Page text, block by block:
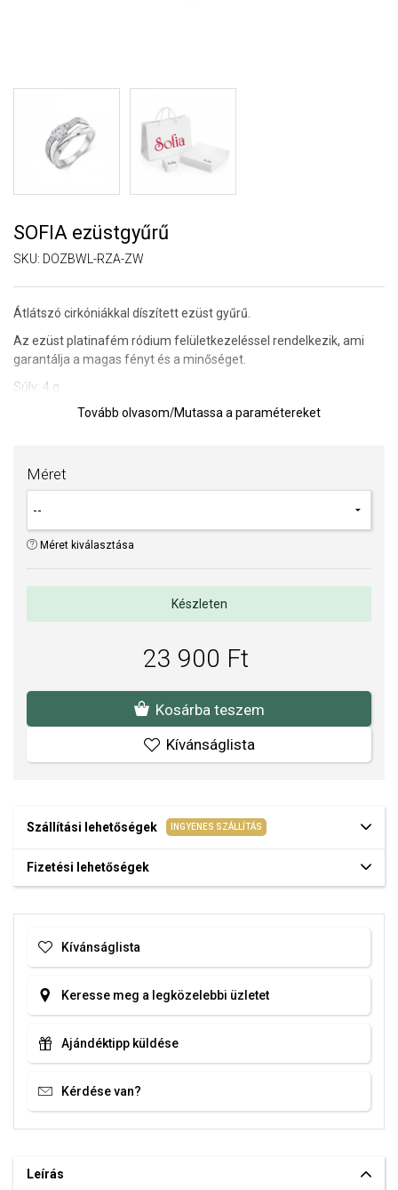
SOFIA ezüstgyűrű
SKU: DOZBWL-RZA-ZW
Átlátszó cirkóniákkal díszített ezüst gyűrű.
Az ezüst platinafém ródium felületkezeléssel rendelkezik, ami
garantálja a magas fényt és a minőséget.
Súly: 4 g.
Gyűrűméret meghatározására szolgáló segédeszköz
Felületkezelésünk, drágaköveink és gyöngyeink beépítése
Tovább olvasom/Mutassa a paramétereket
Méret
Méret kiválasztása
Készleten
23 900 Ft
Kosárba teszem
Kívánságlista
Szállítási lehetőségek INGYENES SZÁLLÍTÁS
Fizetési lehetőségek
Kívánságlista
Keresse meg a legközelebbi üzletet
Ajándéktipp küldése
Kérdése van?
Leírás